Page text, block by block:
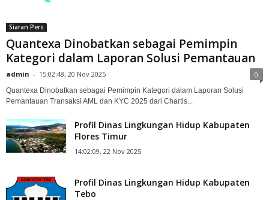
Siaran Pers
Quantexa Dinobatkan sebagai Pemimpin
Kategori dalam Laporan Solusi Pemantauan
admin - 15:02:48, 20 Nov 2025 0
Quantexa Dinobatkan sebagai Pemimpin Kategori dalam Laporan Solusi
Pemantauan Transaksi AML dan KYC 2025 dari Chartis...
Profil Dinas Lingkungan Hidup Kabupaten
Flores Timur
14:02:09, 22 Nov 2025
Profil Dinas Lingkungan Hidup Kabupaten
Tebo